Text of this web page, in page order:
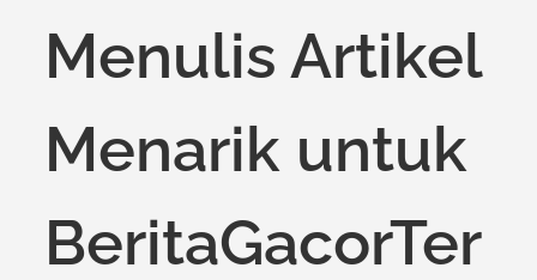
Menulis Artikel
Menarik untuk
BeritaGacorTer